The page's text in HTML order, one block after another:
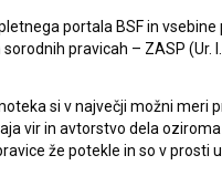
vrvici (1977)
komedija, mladinski
portala BSF in
pravicah – ZASP (Ur.
si v največji možni meri
vir in avtorstvo dela
že potekle in so v prosti